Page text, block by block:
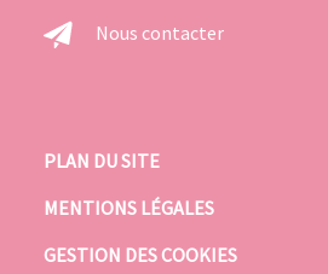
Nous contacter
PLAN DU SITE
MENTIONS LÉGALES
GESTION DES COOKIES